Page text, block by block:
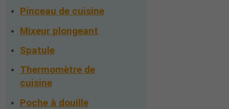
Pinceau de cuisine
Mixeur plongeant
Spatule
Thermomètre de
cuisine
Poche à douille